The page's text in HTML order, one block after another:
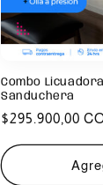
Combo
Sanduchera
Precio
$295.900,00